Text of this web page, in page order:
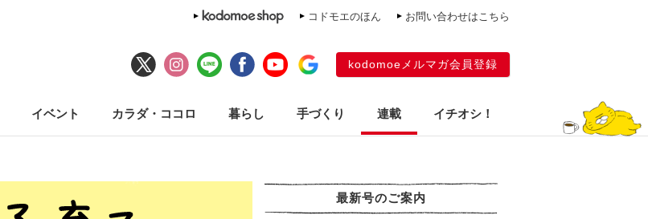
コドモエのほん お問い合わせはこちら
kodomoeメルマガ会員登録
イベント カラダ・ココロ 暮らし 手づくり 連載 イチオシ！
最新号のご案内